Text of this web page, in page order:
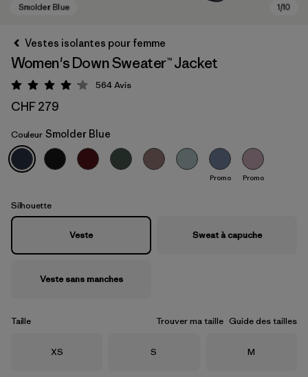
Smolder Blue
Vestes isolantes pour femme
Women's Down Sweater™ Jacket
Évaluation: 4.1 / 5
564Avis
CHF 279
Couleur Smolder Blue
Promo Promo
Silhouette
Veste Sweat à capuche
Veste sans manches
Taille Trouver ma taille Guide des tailles
Taille
XS Taille
S Taille
M